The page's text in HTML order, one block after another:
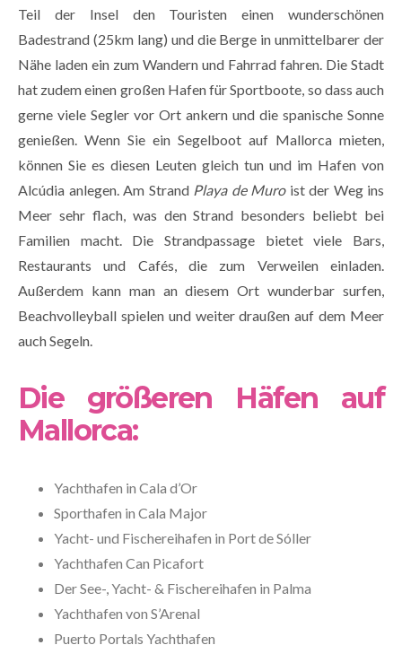
Teil der Insel den Touristen einen wunderschönen
Badestrand (25km lang) und die Berge in unmittelbarer der
Nähe laden ein zum Wandern und Fahrrad fahren. Die Stadt
hat zudem einen großen Hafen für Sportboote, so dass auch
gerne viele Segler vor Ort ankern und die spanische Sonne
genießen. Wenn Sie ein Segelboot auf Mallorca mieten,
können Sie es diesen Leuten gleich tun und im Hafen von
Alcúdia anlegen. Am Strand Playa de Muroist der Weg ins
Meer sehr flach, was den Strand besonders beliebt bei
Familien macht. Die Strandpassage bietet viele Bars,
Restaurants und Cafés, die zum Verweilen einladen.
Außerdem kann man an diesem Ort wunderbar surfen,
Beachvolleyball spielen und weiter draußen auf dem Meer
auch Segeln.
Die größeren Häfen auf
Mallorca:
Yachthafen in Cala d’Or
Sporthafen in Cala Major
Yacht- und Fischereihafen in Port de Sóller
Yachthafen Can Picafort
Der See-, Yacht- & Fischereihafen in Palma
Yachthafen von S’Arenal
Puerto Portals Yachthafen